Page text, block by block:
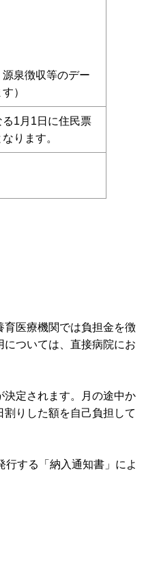
泉徴収等のデー
）
1月1日に住民票
ります。
医療機関では負担金を徴
ついては、直接病院にお
定されます。月の途中か
りした額を自己負担して
する「納入通知書」によ